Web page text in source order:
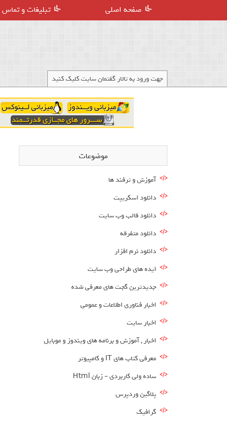
صفحه اصلی تبلیغات و تماس
جهت ورود به تالار گفتمان سایت کلیک کنید
موضوعات
آموزش و ترفند ها
دانلود اسکریپت
دانلود قالب وب سایت
دانلود متفرقه
دانلود نرم افزار
ایده های طراحی وب سایت
جدیدترین گجت های معرفی شده
اخبار فناوری اطلاعات و عمومی
اخبار سایت
اخبار , آموزش و برنامه های ویندوز و موبایل
معرفی کتاب های IT و کامپیوتر
ساده ولی کاربردی – زبان Html
پلاگین وردپرس
گرافیک